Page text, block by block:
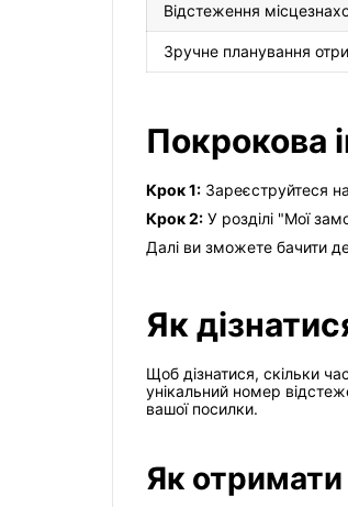
Відстеження
Зручне планування
Покрокова
Крок 1: Зареєструйтеся
Крок 2: У розділі "Мої
Далі ви зможете бачити
Як
Щоб дізнатися, скільки
унікальний номер
вашої посилки.
Як